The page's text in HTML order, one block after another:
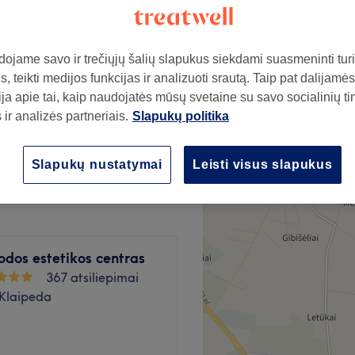
49€
49€
estetikos centras
367 atsiliepimai
savo ir trečiųjų šalių slapukus siekdami suasmeninti
teikti medijos funkcijas ir analizuoti srautą. Taip pat dalijamės
apie tai, kaip naudojatės mūsų svetaine su savo socialinių
ir analizės partneriais. Slapukų politika
Leisti visus slapukus
Slapukų nustatymai